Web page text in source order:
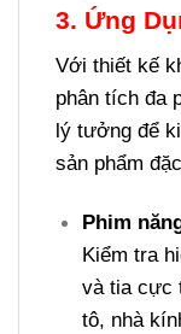
3. Ứng
Với thiết kế
phân tích đa
lý tưởng để
sản phẩm
Phim
Kiểm tra
và tia cực
tô, nhà